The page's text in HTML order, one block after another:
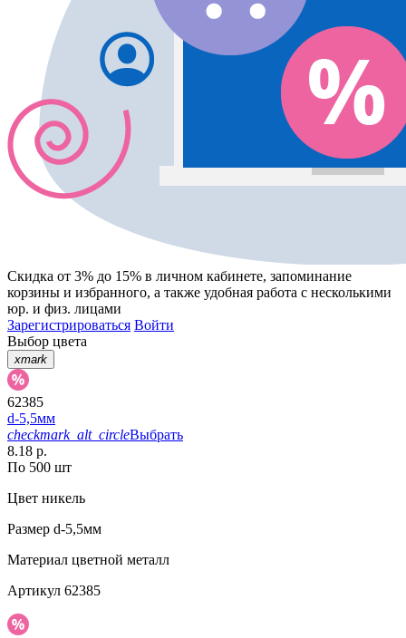
Скидка от 3% до 15% в личном кабинете, запоминание
корзины и избранного, а также удобная работа с несколькими
юр. и физ. лицами
Зарегистрироваться Войти
Выбор цвета
xmark
62385
d-5,5мм
checkmark_alt_circleВыбрать
8.18 р.
По 500 шт
Цвет никель
Размер d-5,5мм
Материал цветной металл
Артикул 62385